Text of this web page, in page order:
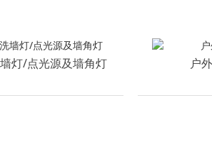
灯/点光源及墙角灯 户